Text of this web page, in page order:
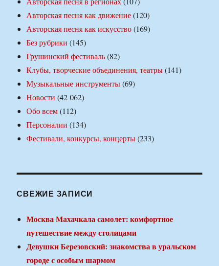
Авторская песня как движение(120)
Авторская песня как искусство(169)
Без рубрики (145)
Грушинский фестиваль(82)
Клубы, творческие объединения, театры(141)
Музыкальные инструменты(69)
Новости (42 062)
Обо всем(112)
Персоналии (134)
Фестивали, конкурсы, концерты(233)
СВЕЖИЕ ЗАПИСИ
Москва Махачкала самолет: комфортное
путешествие между столицами
Девушки Березовский: знакомства в уральском
городе с особым шармом